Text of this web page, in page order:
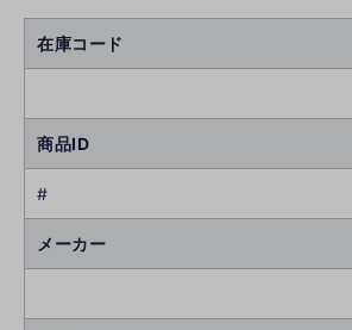
k
在庫コード
商品ID
#
メーカー